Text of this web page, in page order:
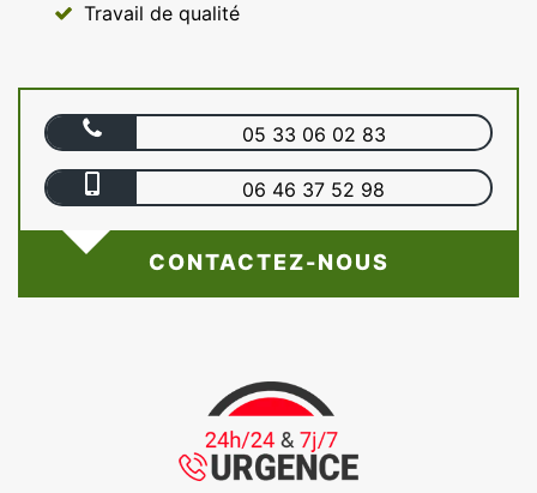
Travail de qualité
05 33 06 02 83
06 46 37 52 98
CONTACTEZ-NOUS